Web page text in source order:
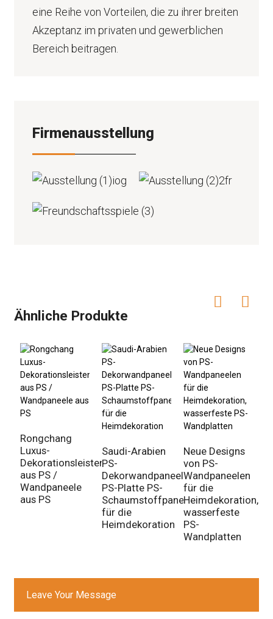
eine Reihe von Vorteilen, die zu ihrer breiten
Akzeptanz im privaten und gewerblichen
Bereich beitragen.
Firmenausstellung
Ähnliche Produkte
Rongchang
Luxus-
Dekorationsleisten
aus PS /
Wandpaneele
aus PS
Saudi-Arabien
PS-
Dekorwandpaneel
PS-Platte PS-
Schaumstoffpaneel
für die
Heimdekoration
Neue Designs
von PS-
Wandpaneelen
für die
Heimdekoration,
wasserfeste
PS-
Wandplatten
Leave Your Message